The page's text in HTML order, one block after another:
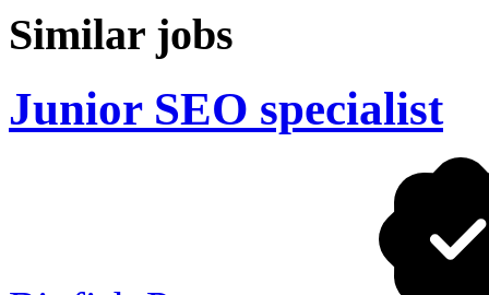
Similar jobs
Junior SEO specialist